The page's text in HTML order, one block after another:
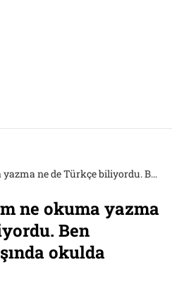
“Annem ve babam ne okuma yazma ne de Türkçe biliyordu. Ben Türkçe’yi altı yaşında okulda öğrendim”
ne okuma yazma
Ben
okulda